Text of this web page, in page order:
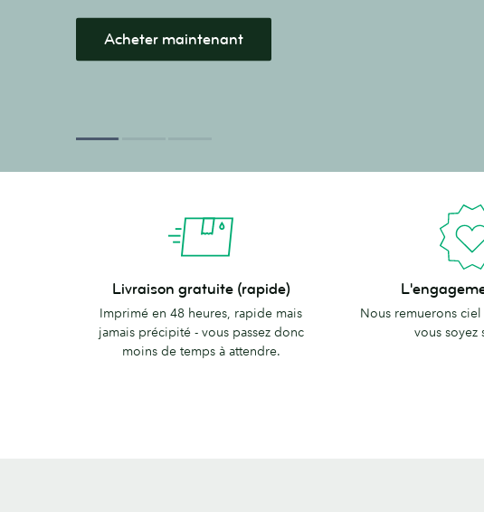
Commandez des Cartes Postales
Livraison
(rapide)
Livraison gratuite (rapide)
Imprimé en 48 heures, rapide mais
jamais précipité - vous passez donc
moins de temps à attendre.
L'engagement
Nous remuerons
vous soyez